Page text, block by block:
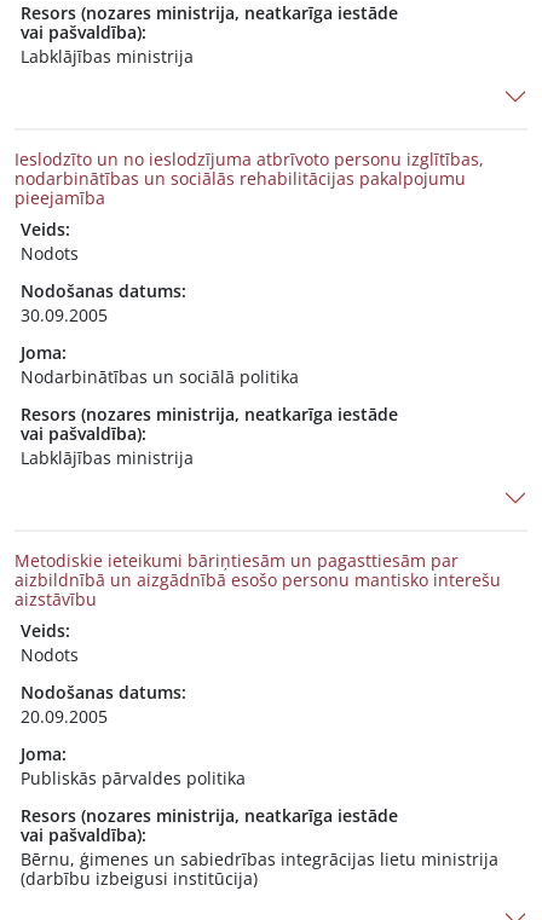
Resors (nozares ministrija, neatkarīga iestāde
vai pašvaldība):
Labklājības ministrija
Ieslodzīto un no ieslodzījuma atbrīvoto personu izglītības,
nodarbinātības un sociālās rehabilitācijas pakalpojumu
pieejamība
Veids:
Nodots
Nodošanas datums:
30.09.2005
Joma:
Nodarbinātības un sociālā politika
Resors (nozares ministrija, neatkarīga iestāde
vai pašvaldība):
Labklājības ministrija
Metodiskie ieteikumi bāriņtiesām un pagasttiesām par
aizbildnībā un aizgādnībā esošo personu mantisko interešu
aizstāvību
Veids:
Nodots
Nodošanas datums:
20.09.2005
Joma:
Publiskās pārvaldes politika
Resors (nozares ministrija, neatkarīga iestāde
vai pašvaldība):
Bērnu, ģimenes un sabiedrības integrācijas lietu ministrija
(darbību izbeigusi institūcija)